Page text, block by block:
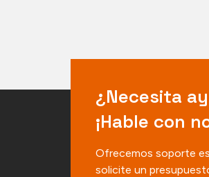
¿Necesita
¡Hable con
Ofrecemos soporte
solicite un